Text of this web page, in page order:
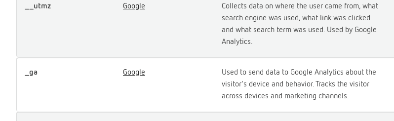
__utmz Google
Collects data on where the user came from, what
search engine was used, what link was clicked
and what search term was used. Used by Google
Analytics.
_ga Google
Used to send data to Google Analytics about the
visitor's device and behavior. Tracks the visitor
across devices and marketing channels.